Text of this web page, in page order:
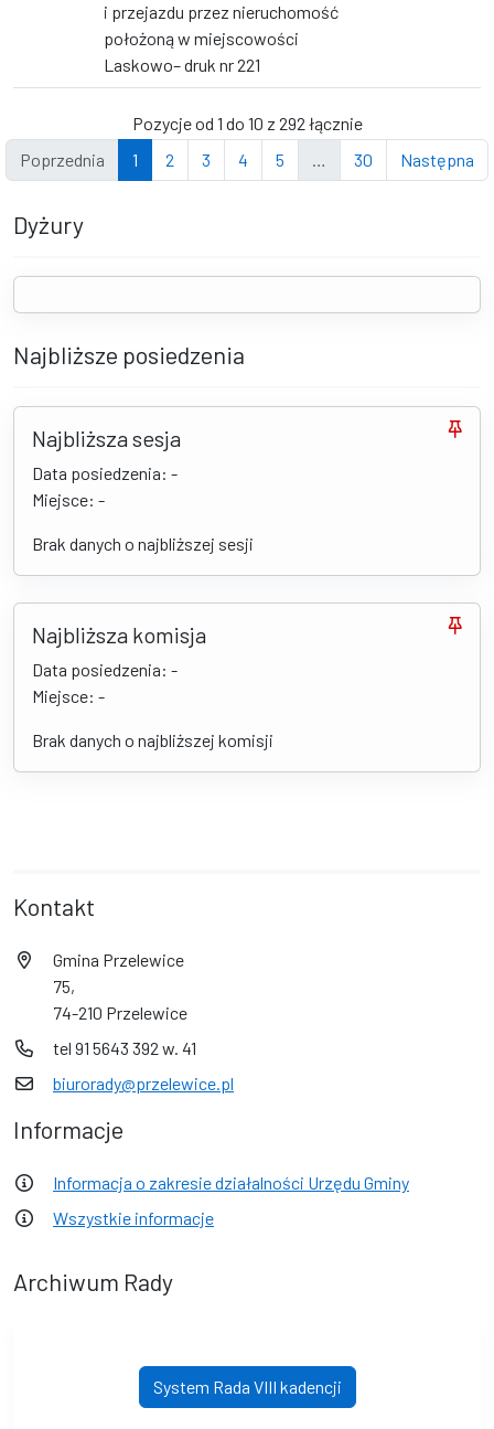
i przejazdu przez nieruchomość
położoną w miejscowości
Laskowo– druk nr 221
Pozycje od 1 do 10 z 292 łącznie
Poprzednia
1 2 3 4 5 30 Następna
Dyżury
Najbliższe posiedzenia
Najbliższa sesja
Data posiedzenia: -
Miejsce: -
Brak danych o najbliższej sesji
Najbliższa komisja
Data posiedzenia: -
Miejsce: -
Brak danych o najbliższej komisji
Kontakt
Gmina Przelewice
75,
74-210 Przelewice
tel 91 5643 392 w. 41
biurorady@przelewice.pl
Informacje
Informacja o zakresie działalności Urzędu Gminy
Wszystkie informacje
Archiwum Rady
System Rada VIII kadencji